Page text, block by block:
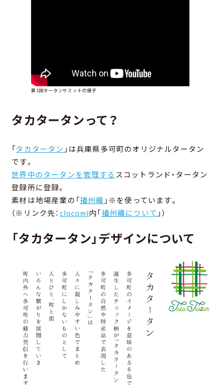
第1回タータンサミットの様子
タカタータンって？
「タカタータン 」は兵庫県多可町のオリジナルタータン
です。
世界中のタータンを管理する スコットランド・タータン
登録所に登録。
素材は地場産業の「播州織 」※を使っています。
（※リンク先： clocomi内「播州織について 」）
「タカタータン」デザインについて